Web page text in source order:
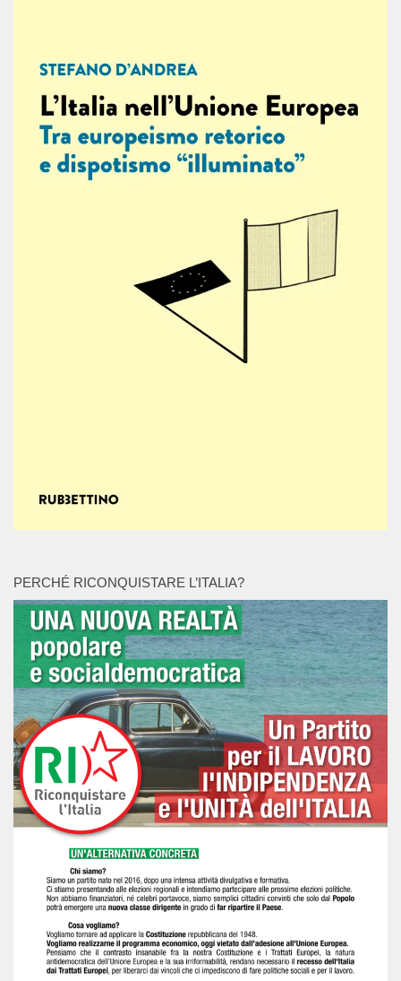
PERCHÉ RICONQUISTARE L’ITALIA?